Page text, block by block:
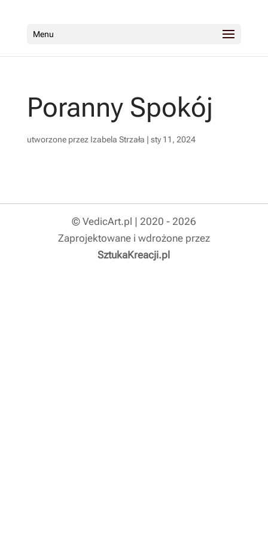
Menu
Poranny Spokój
utworzone przez Izabela Strzała | sty 11, 2024
© VedicArt.pl | 2020 - 2026
Zaprojektowane i wdrożone przez
SztukaKreacji.pl